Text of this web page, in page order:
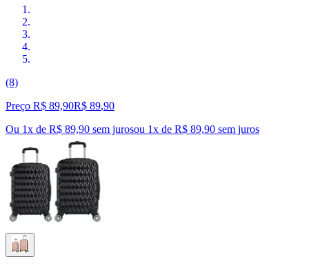
(8)
Preço R$ 89,90R$ 89,90
Ou 1x de R$ 89,90 sem jurosou 1x de R$ 89,90 sem juros